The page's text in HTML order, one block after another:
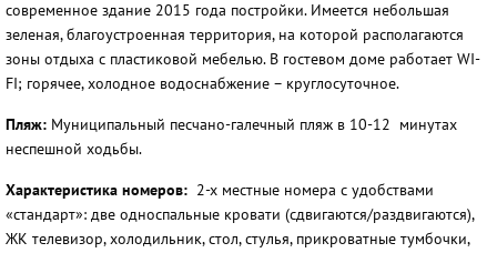
современное здание 2015 года постройки. Имеется небольшая
зеленая, благоустроенная территория, на которой располагаются
зоны отдыха с пластиковой мебелью. В гостевом доме работает WI-
FI; горячее, холодное водоснабжение – круглосуточное.
Пляж: Муниципальный песчано-галечный пляж в 10-12 минутах
неспешной ходьбы.
Характеристика номеров: 2-х местные номера с удобствами
«стандарт»: две односпальные кровати (сдвигаются/раздвигаются),
ЖК телевизор, холодильник, стол, стулья, прикроватные тумбочки,